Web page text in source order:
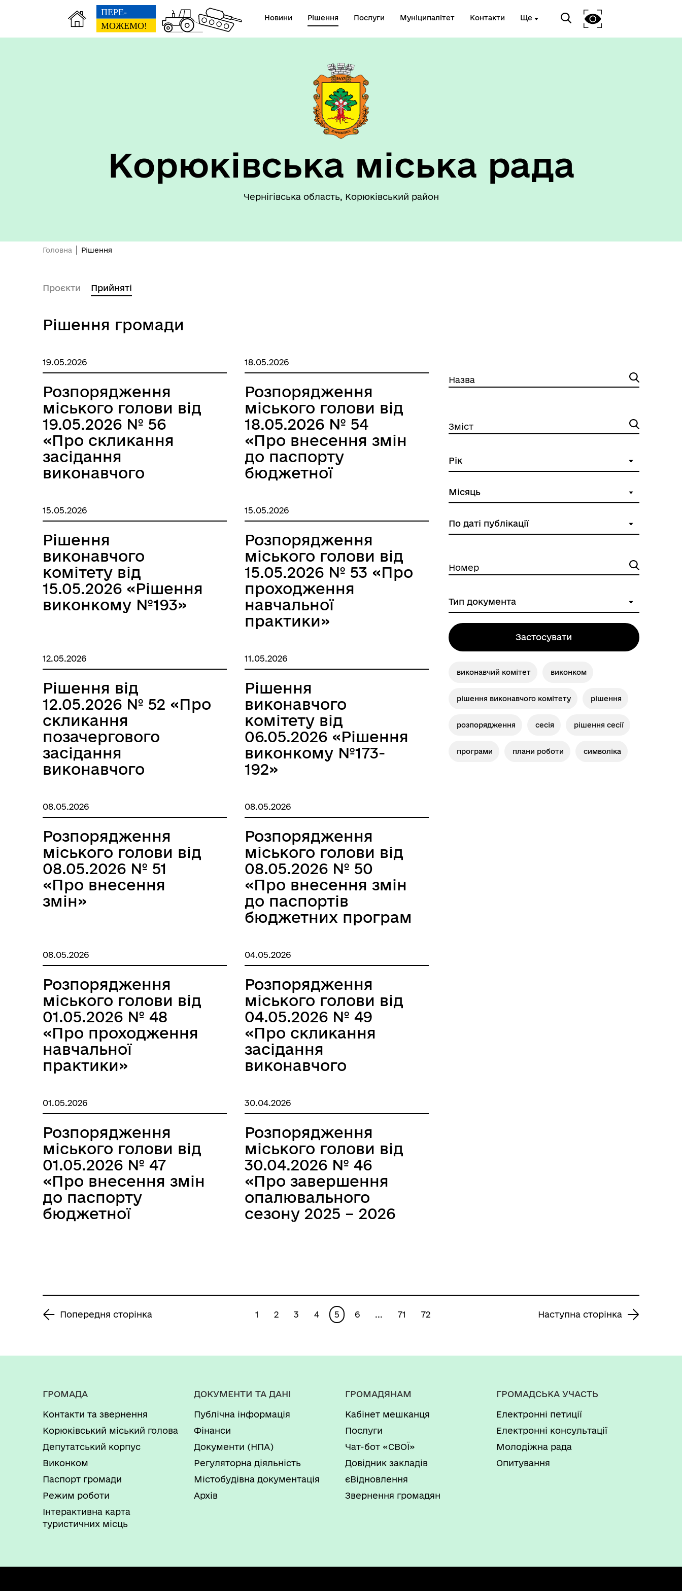
Новини Рішення Послуги Муніципалітет Контакти Ще
Депутатський корпус
Виконавчий комітет
Організаційна структура
Очищення влади
Туризм/визначні місця
Почесні громадяни міста
Вулиці, провулки/
Перейменування
Welcome to Koriukivka
Рішення сесії
Правила та Положення
Тендерні закупівлі
Цивільний захист
платежі
Корюківська міська рада
Чернігівська область, Корюківський район
Головна Рішення
Проєкти Прийняті
Рішення громади
19.05.2026
Розпорядження
міського голови від
19.05.2026 № 56
«Про скликання
засідання
виконавчого
Корюківської
міської ради»
18.05.2026
Розпорядження
міського голови від
18.05.2026 № 54
«Про внесення змін
до паспорту
бюджетної
бюджету на 2026
рік»
15.05.2026
Рішення
виконавчого
комітету від
15.05.2026 «Рішення
виконкому №193»
15.05.2026
Розпорядження
міського голови від
15.05.2026 № 53 «Про
проходження
навчальної
практики»
12.05.2026
Рішення від
12.05.2026 № 52 «Про
скликання
позачергового
засідання
виконавчого
Корюківської
міської ради»
11.05.2026
Рішення
виконавчого
комітету від
06.05.2026 «Рішення
виконкому №173-
192»
08.05.2026
Розпорядження
міського голови від
08.05.2026 № 51
«Про внесення
змін»
08.05.2026
Розпорядження
міського голови від
08.05.2026 № 50
«Про внесення змін
до паспортів
бюджетних програм
на 2026 рік»
08.05.2026
Розпорядження
міського голови від
01.05.2026 № 48
«Про проходження
навчальної
практики»
04.05.2026
Розпорядження
міського голови від
04.05.2026 № 49
«Про скликання
засідання
виконавчого
Корюківської
міської ради»
01.05.2026
Розпорядження
міського голови від
01.05.2026 № 47
«Про внесення змін
до паспорту
бюджетної
30.04.2026
Розпорядження
міського голови від
30.04.2026 № 46
«Про завершення
опалювального
сезону 2025 – 2026
Назва
Зміст
Номер
Застосувати
виконавчий комітет виконком
рішення виконавчого комітету рішення
розпорядження сесія рішення сесії
програми плани роботи символіка
Попередня сторінка 1 2 3 4 5 6 ... 71 72 Наступна сторінка
ГРОМАДА
Контакти та звернення
Корюківський міський голова
Депутатський корпус
Виконком
Паспорт громади
Режим роботи
Інтерактивна карта
туристичних місць
ДОКУМЕНТИ ТА ДАНІ
Публічна інформація
Фінанси
Документи (НПА)
Регуляторна діяльність
Містобудівна документація
Архів
ГРОМАДЯНАМ
Кабінет мешканця
Послуги
Чат-бот «СВОЇ»
Довідник закладів
єВідновлення
Звернення громадян
ГРОМАДСЬКА УЧАСТЬ
Електронні петиції
Електронні консультації
Молодіжна рада
Опитування